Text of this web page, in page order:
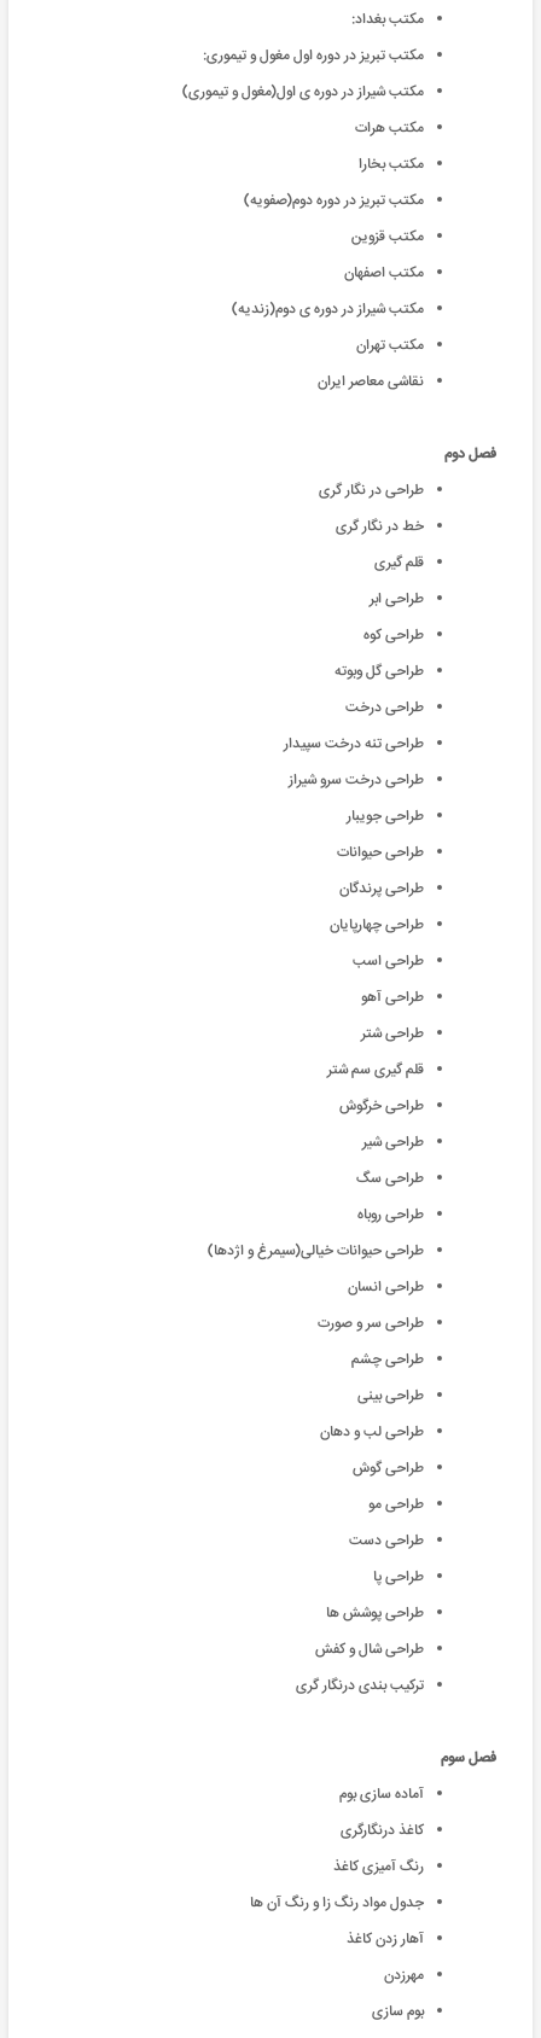
مکتب بغداد:
مکتب تبریز در دوره اول مغول و تیموری:
مکتب شیراز در دوره ی اول(مغول و تیموری)
مکتب هرات
مکتب بخارا
مکتب تبریز در دوره دوم(صفویه)
مکتب قزوین
مکتب اصفهان
مکتب شیراز در دوره ی دوم(زندیه)
مکتب تهران
نقاشی معاصر ایران
فصل دوم
طراحی در نگار گری
خط در نگار گری
قلم گیری
طراحی ابر
طراحی کوه
طراحی گل وبوته
طراحی درخت
طراحی تنه درخت سپیدار
طراحی درخت سرو شیراز
طراحی جویبار
طراحی حیوانات
طراحی پرندگان
طراحی چهارپایان
طراحی اسب
طراحی آهو
طراحی شتر
قلم گیری سم شتر
طراحی خرگوش
طراحی شیر
طراحی سگ
طراحی روباه
طراحی حیوانات خیالی(سیمرغ و اژدها)
طراحی انسان
طراحی سر و صورت
طراحی چشم
طراحی بینی
طراحی لب و دهان
طراحی گوش
طراحی مو
طراحی دست
طراحی پا
طراحی پوشش ها
طراحی شال و کفش
ترکیب بندی درنگار گری
فصل سوم
آماده سازی بوم
کاغذ درنگارگری
رنگ آمیزی کاغذ
جدول مواد رنگ زا و رنگ آن ها
آهار زدن کاغذ
مهرزدن
بوم سازی